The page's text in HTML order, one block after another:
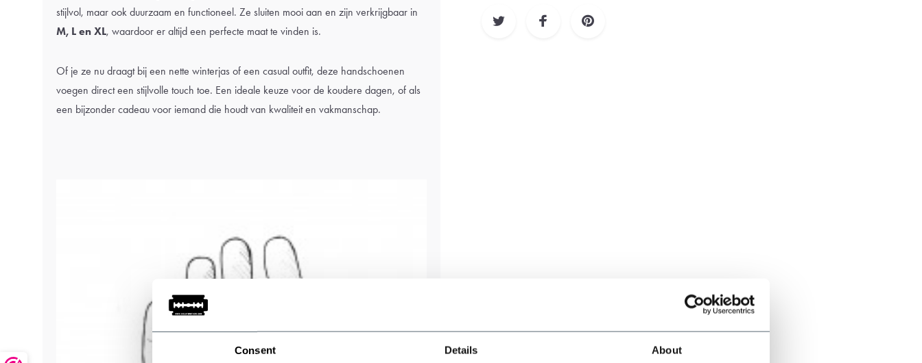
Consent Details About
stijlvol, maar ook duurzaam en functioneel. Ze sluiten mooi aan en zijn verkrijgbaar in
M, L en XL, waardoor er altijd een perfecte maat te vinden is.
Of je ze nu draagt bij een nette winterjas of een casual outfit, deze handschoenen
voegen direct een stijlvolle touch toe. Een ideale keuze voor de koudere dagen, of als
een bijzonder cadeau voor iemand die houdt van kwaliteit en vakmanschap.